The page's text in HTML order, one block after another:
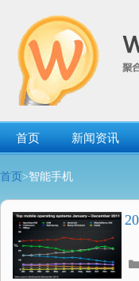
首页 新闻资讯
首页 >智能手机